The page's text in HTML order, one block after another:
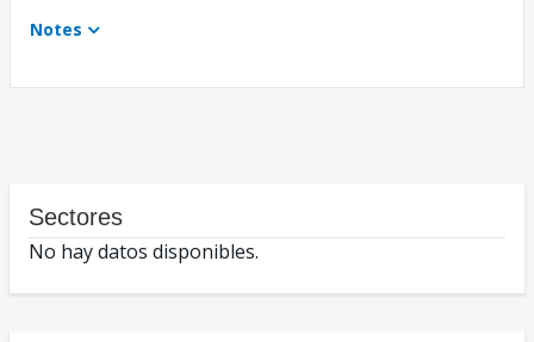
Notes
Sectores
No hay datos disponibles.